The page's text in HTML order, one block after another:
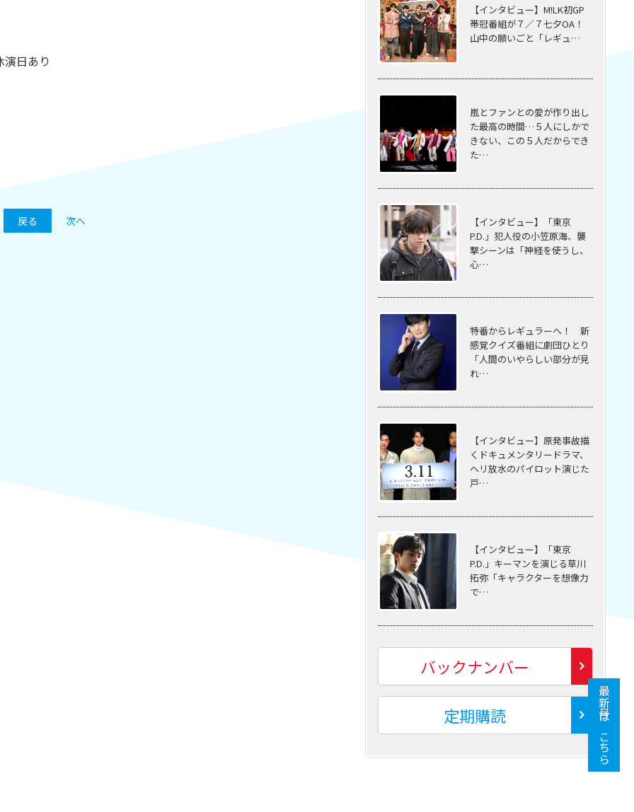
日あり
戻る 次へ
【インタビュー】M!LK初GP
帯冠番組が７／７七夕OA！
山中の願いごと「レギュ…
嵐とファンとの愛が作り出し
た最高の時間…５⼈にしかで
きない、この５⼈だからでき
た…
【インタビュー】「東京
P.D.」犯人役の小笠原海、襲
撃シーンは「神経を使うし、
心…
特番からレギュラーへ！ 新
感覚クイズ番組に劇団ひとり
「人間のいやらしい部分が見
れ…
【インタビュー】原発事故描
くドキュメンタリードラマ、
ヘリ放水のパイロット演じた
戸…
【インタビュー】「東京
P.D.」キーマンを演じる草川
拓弥「キャラクターを想像力
で…
バックナンバー
定期購読 最新号はこちら